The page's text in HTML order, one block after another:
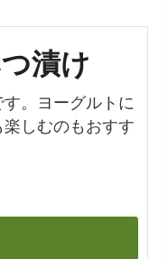
漬け
。ヨーグルトに
しむのもおすす